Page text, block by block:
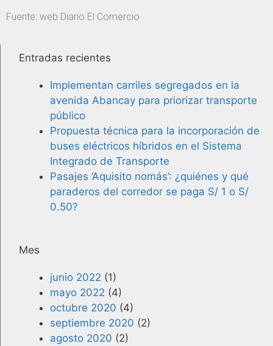
Fuente: web Diario El Comercio
Entradas recientes
Implementan carriles segregados en la
avenida Abancay para priorizar transporte
público
Propuesta técnica para la incorporación de
buses eléctricos híbridos en el Sistema
Integrado de Transporte
Pasajes ‘Aquisito nomás’: ¿quiénes y qué
paraderos del corredor se paga S/ 1 o S/
0.50?
Mes
junio 2022 (1)
mayo 2022 (4)
octubre 2020 (4)
septiembre 2020 (2)
agosto 2020 (2)